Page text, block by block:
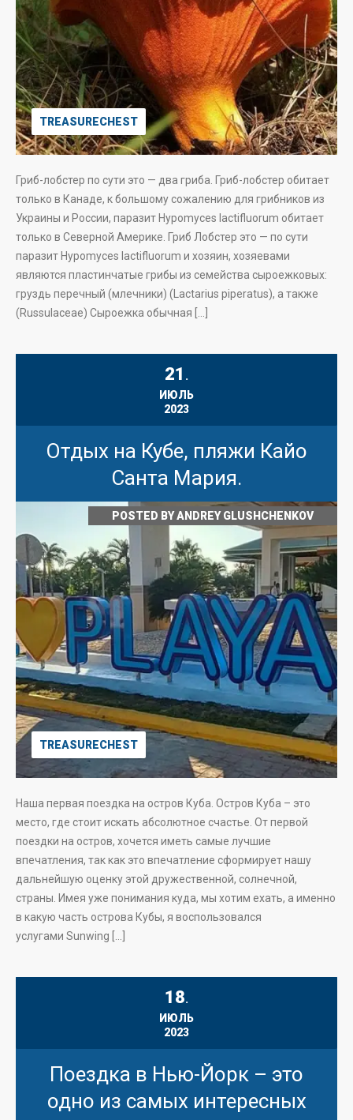
TREASURECHEST
Гриб-лобстер по сути это — два гриба. Гриб-лобстер обитает
только в Канаде, к большому сожалению для грибников из
Украины и России, паразит Hypomyces lactifluorum обитает
только в Северной Америке. Гриб Лобстер это — по сути
паразит Hypomyces lactifluorum и хозяин, хозяевами
являются пластинчатые грибы из семейства сыроежковых:
груздь перечный (млечники) (Lactarius piperatus), а также
(Russulaceae) Сыроежка обычная […]
21 .
ИЮЛЬ
2023
Отдых на Кубе, пляжи Кайо
Санта Мария.
POSTED BYANDREY GLUSHCHENKOV
TREASURECHEST
Наша первая поездка на остров Куба. Остров Куба – это
место, где стоит искать абсолютное счастье. От первой
поездки на остров, хочется иметь самые лучшие
впечатления, так как это впечатление сформирует нашу
дальнейшую оценку этой дружественной, солнечной,
страны. Имея уже понимания куда, мы хотим ехать, а именно
в какую часть острова Кубы, я воспользовался
услугами Sunwing […]
18.
ИЮЛЬ
2023
Поездка в Нью-Йорк – это
одно из самых интересных